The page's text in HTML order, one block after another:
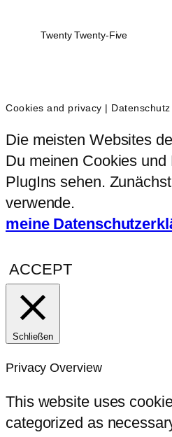
Twenty Twenty-Five
Cookies and privacy |
Die meisten Websites
Du meinen Cookies
PlugIns sehen.
verwende.
meine
ACCEPT
Schließen
Privacy Overview
This website uses
categorized as